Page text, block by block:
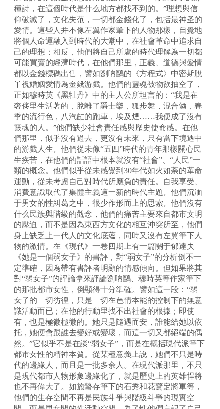
種詩，在這個時代是什么地方都找不到的。”理想與信
仰破滅了，文化失范，一切都金錢化了，包括最神圣的
愛情。這些人并不像左翼作家筆下的人物那樣，自覺地
將個人命運融入到時代的大潮中，在社會革命中追求自
己的理想；相反，他們將自己所處的時代理解為一切都
可能買賣的經濟時代，在他們那里，正義、道德與愛情
都以金錢標碼出售，譬如劉吶鷗的《方程式》中密斯脫
丫視婚姻愛情為金錢游戲。他們的靈魂被物欲抽空了，
正如穆時英《黑牡丹》中的主人公所坦言的：“我是在
奢侈里生活著的，脫離了爵士樂，狐步舞，混合酒，春
季的流行色，八汽缸的跑車，埃及煙……我便成了沒有
靈魂的人。”他們缺少社會責任感與歷史使命感。在他
們那里，似乎沒有過去，更沒有未來，只有當下境遇中
的游戲人生。他們從未像“五四”時代的青年那樣關心民
生疾苦，在他們的話語中根本就沒有“社會”、“人民”一
類的概念。他們似乎從未感覺到30年代如火如荼的革命
運動，從未考慮自己對時代所應負的責任。自我享受、
消費意識取代了集體主義這一新的時代主題。他們沉湎
于男女的性糾葛之中，很少作形而上的思索。他們沒有
什么民族與階級的觀念，他們的痛苦主要來自都市文明
的壓迫，而不是因為東西方文化的相互沖突所至，他們
身上缺乏上一代人的文化底蘊，同時又沒有左翼筆下人
物的激情。在《現代》一卷四期上有一篇關于郁達夫
《她是一個弱女子》的書評，對“弱女子”的分析倒不一
定準確，因為帶有書評者明顯的情感傾向。但如果將其
對“弱女子”的評論拿來評論劉吶鷗、穆時英等作家筆下
的那批都市女性，倒顯得十分準確。譬如這一段：“弱
女子的一切彷徨，只是一切在色情本能的控制下的無意
識活動而已；在他的行動里找不出社會的根據；即使
有，也是極微極微的。她只是隨遇而安，誰能給她以依
托，她便會跟誰去變好或變壞，而這一切又都絕端的偶
然。”它似乎不是在談“弱女子”，而是在概括現代派筆下
都市女性的精神本質。從某種意義上說，她們不只是時
代的邊緣人，而且是一批多余人。在現代派那里，不只
是現代都市人物形象邊緣化了，就是歷史上的英雄悍將
也不再偉大了。如施蟄存筆下的石秀和花驚定將軍等，
他們的生存空間不再是民族斗爭與階級斗爭的現實空